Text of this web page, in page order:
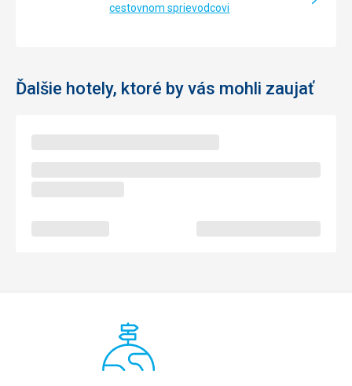
cestovnom sprievodcovi
Ďalšie hotely, ktoré by vás mohli zaujať